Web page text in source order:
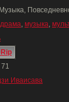
Музыка,
драма, музыка,
71
Иваисава